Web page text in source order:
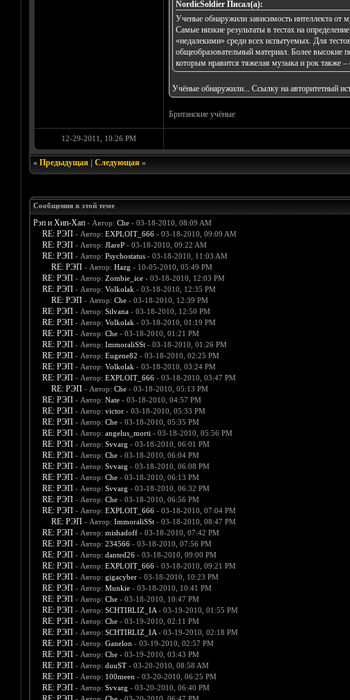
NordicSoldier Писал(а):
Ученые обнаружили зависимость интеллекта от
Самые низкие результаты в тестах на
«недалекими» среди всех испытуемых. Для
общеобразовательный материал. Более высокие
которым нравится тяжелая музыка и рок также –
Учёные обнаружили... Ссылку на авторитетный
Британские учёные
12-29-2011, 10:26 PM
« Предыдущая| Следующая»
Сообщения в этой теме
Рэп и Хип-Хап - Автор: Che- 03-18-2010, 08:09 AM
RE: РЭП - Автор: EXPLOIT_666- 03-18-2010, 09:09 AM
RE: РЭП - Автор: JIareP- 03-18-2010, 09:22 AM
RE: РЭП - Автор: Psychostatus- 03-18-2010, 11:03 AM
RE: РЭП - Автор: Hazg - 10-05-2010, 05:49 PM
RE: РЭП - Автор: Zombie_ice- 03-18-2010, 12:03 PM
RE: РЭП - Автор: Volkolak - 03-18-2010, 12:35 PM
RE: РЭП - Автор: Che- 03-18-2010, 12:39 PM
RE: РЭП - Автор: Silvana- 03-18-2010, 12:50 PM
RE: РЭП - Автор: Volkolak - 03-18-2010, 01:19 PM
RE: РЭП - Автор: Che- 03-18-2010, 01:21 PM
RE: РЭП - Автор: ImmoraliSSt- 03-18-2010, 01:26 PM
RE: РЭП - Автор: Eugene82 - 03-18-2010, 02:25 PM
RE: РЭП - Автор: Volkolak - 03-18-2010, 03:24 PM
RE: РЭП - Автор: EXPLOIT_666- 03-18-2010, 03:47 PM
RE: РЭП - Автор: Che- 03-18-2010, 05:13 PM
RE: РЭП - Автор: Nate- 03-18-2010, 04:57 PM
RE: РЭП - Автор: victor- 03-18-2010, 05:33 PM
RE: РЭП - Автор: Che- 03-18-2010, 05:35 PM
RE: РЭП - Автор: angelus_morti - 03-18-2010, 05:56 PM
RE: РЭП - Автор: Svvarg - 03-18-2010, 06:01 PM
RE: РЭП - Автор: Che- 03-18-2010, 06:04 PM
RE: РЭП - Автор: Svvarg - 03-18-2010, 06:08 PM
RE: РЭП - Автор: Che- 03-18-2010, 06:13 PM
RE: РЭП - Автор: Svvarg - 03-18-2010, 06:32 PM
RE: РЭП - Автор: Che- 03-18-2010, 06:56 PM
RE: РЭП - Автор: EXPLOIT_666- 03-18-2010, 07:04 PM
RE: РЭП - Автор: ImmoraliSSt- 03-18-2010, 08:47 PM
RE: РЭП - Автор: mishadoff- 03-18-2010, 07:42 PM
RE: РЭП - Автор: 234566- 03-18-2010, 07:56 PM
RE: РЭП - Автор: danted26- 03-18-2010, 09:00 PM
RE: РЭП - Автор: EXPLOIT_666- 03-18-2010, 09:21 PM
RE: РЭП - Автор: gigacyber- 03-18-2010, 10:23 PM
RE: РЭП - Автор: Munkie- 03-18-2010, 10:41 PM
RE: РЭП - Автор: Che- 03-18-2010, 10:47 PM
RE: РЭП - Автор: SCHTIRLIZ_IA- 03-19-2010, 01:55 PM
RE: РЭП - Автор: Che- 03-19-2010, 02:11 PM
RE: РЭП - Автор: SCHTIRLIZ_IA- 03-19-2010, 02:18 PM
RE: РЭП - Автор: Ganelon - 03-19-2010, 02:57 PM
RE: РЭП - Автор: Che- 03-19-2010, 03:43 PM
RE: РЭП - Автор: duuST- 03-20-2010, 08:58 AM
RE: РЭП - Автор: 100meen - 03-20-2010, 06:25 PM
RE: РЭП - Автор: Svvarg - 03-20-2010, 06:40 PM